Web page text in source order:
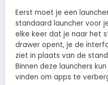
Eerst moet je een
standaard launcher voor
elke keer dat je naar het
drawer opent, je de
ziet in plaats van de
Binnen deze launchers
vinden om apps te